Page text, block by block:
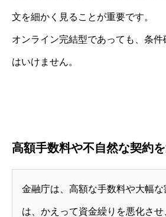
文を細かく見ることが重要です。
オンライン完結型であっても、条
はいけません。
高額手数料や不自然な契約
金融庁は、高額な手数料や大幅
は、かえって資金繰りを悪化さ